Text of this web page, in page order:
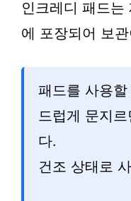
인크레디 패드는
에 포장되어 보
패드를 사용
드럽게 문지
다.
건조 상태로